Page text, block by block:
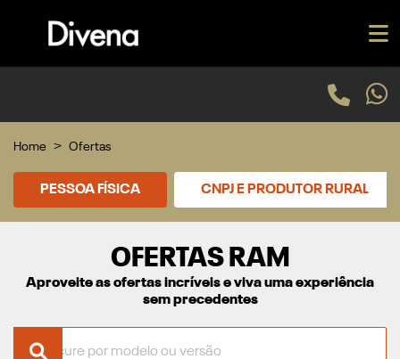
Home Ofertas
PESSOA FÍSICA CNPJ E PRODUTOR RURAL
OFERTAS RAM
Aproveite as ofertas incríveis e viva uma experiência
sem precedentes